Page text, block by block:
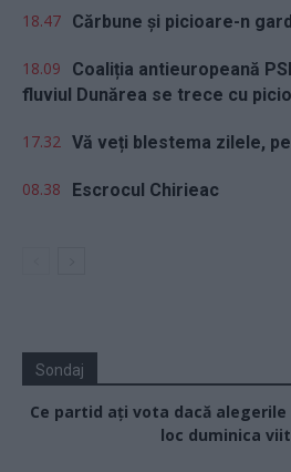
18.47 Cărbune și picioare-n gard
18.09
Coaliția antieuropeană
fluviul Dunărea se trece cu
17.32 Vă veți blestema zilele,
08.38 Escrocul Chirieac
Sondaj
Ce partid ați vota dacă
loc duminica